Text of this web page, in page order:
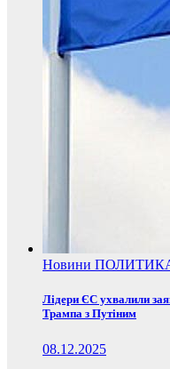
Новини
Лідери ЄС ухвалили
Трампа з Путіним
08.12.2025